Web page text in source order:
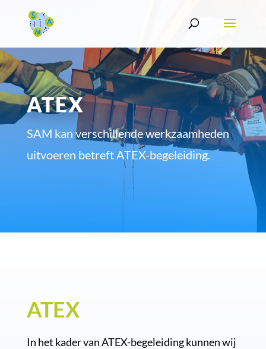
ATEX
SAM kan verschillende werkzaamheden
uitvoeren betreft ATEX-begeleiding.
ATEX
In het kader van ATEX-begeleiding kunnen wij